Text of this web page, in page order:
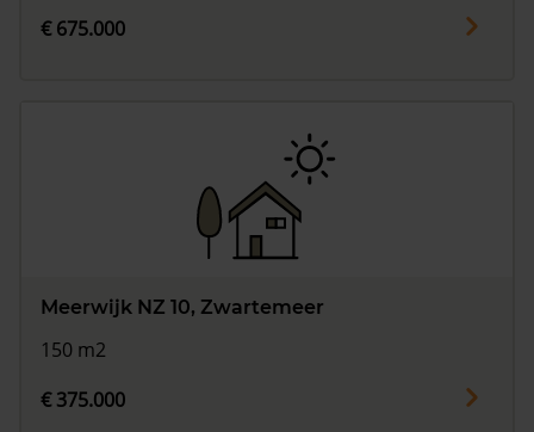
€ 675.000
Meerwijk NZ 10, Zwartemeer
150 m2
€ 375.000